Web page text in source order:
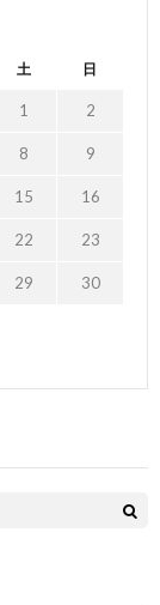
土 日
1 2
8 9
15 16
22 23
29 30